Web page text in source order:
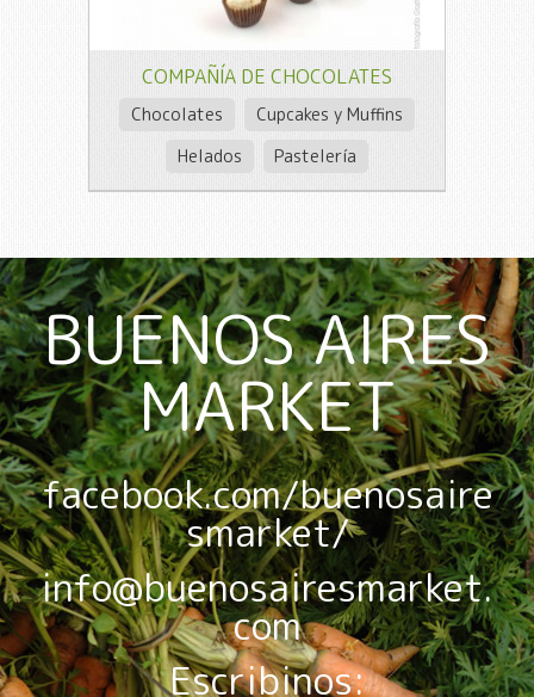
COMPAÑÍA DE CHOCOLATES
Chocolates
Cupcakes y Muffins
Helados
Pastelería
BUENOS AIRES
MARKET
facebook.com/buenosaire
smarket/
info@buenosairesmarket.
com
Escribinos: